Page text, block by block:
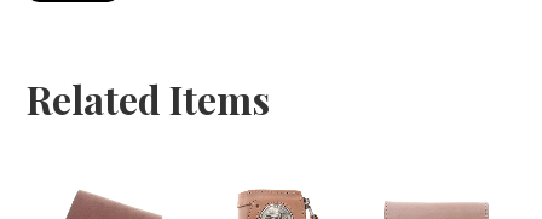
Related Items